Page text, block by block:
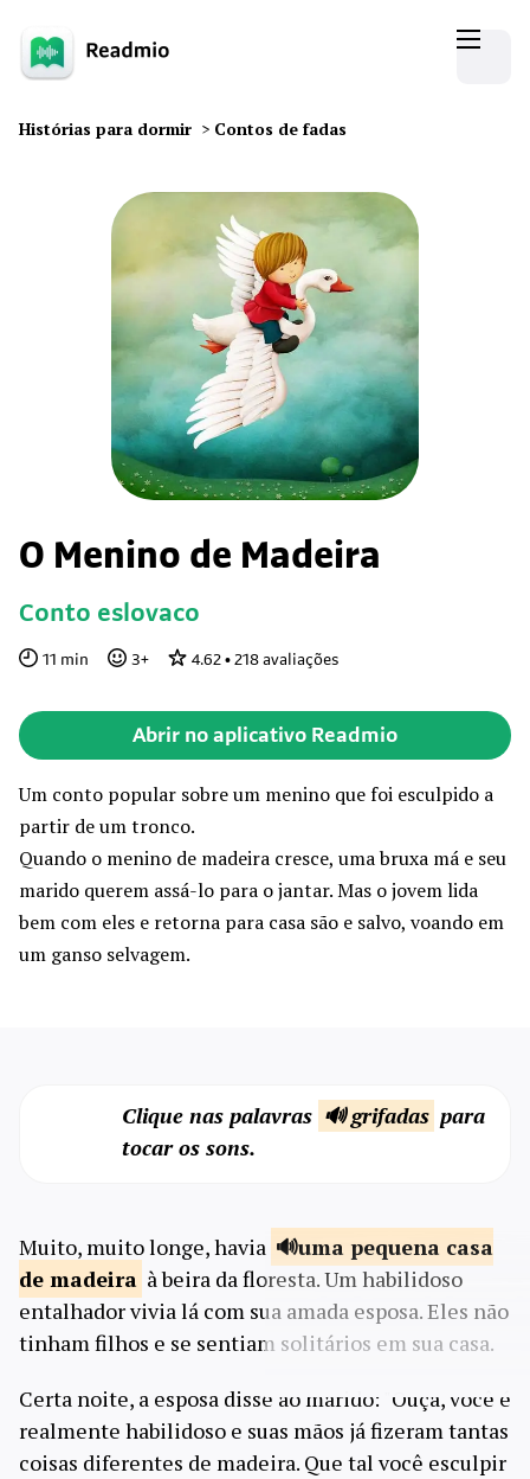
Histórias para dormir > Contos de fadas
O Menino de Madeira
Conto eslovaco
11 min 3+ 4.62 • 218 avaliações
Abrir no aplicativo Readmio
Um conto popular sobre um menino que foi esculpido a
partir de um tronco.
Quando o menino de madeira cresce, uma bruxa má e seu
marido querem assá-lo para o jantar. Mas o jovem lida
bem com eles e retorna para casa são e salvo, voando em
um ganso selvagem.
Clique nas palavras 🔊 grifadas para
tocar os sons.
Muito, muito longe, havia
uma pequena casa
de madeira à beira da floresta. Um habilidoso
entalhador vivia lá com sua amada esposa. Eles não
tinham filhos e se sentiam solitários em sua casa.
Certa noite, a esposa disse ao marido: "Ouça, você é
realmente habilidoso e suas mãos já fizeram tantas
coisas diferentes de madeira. Que tal você esculpir